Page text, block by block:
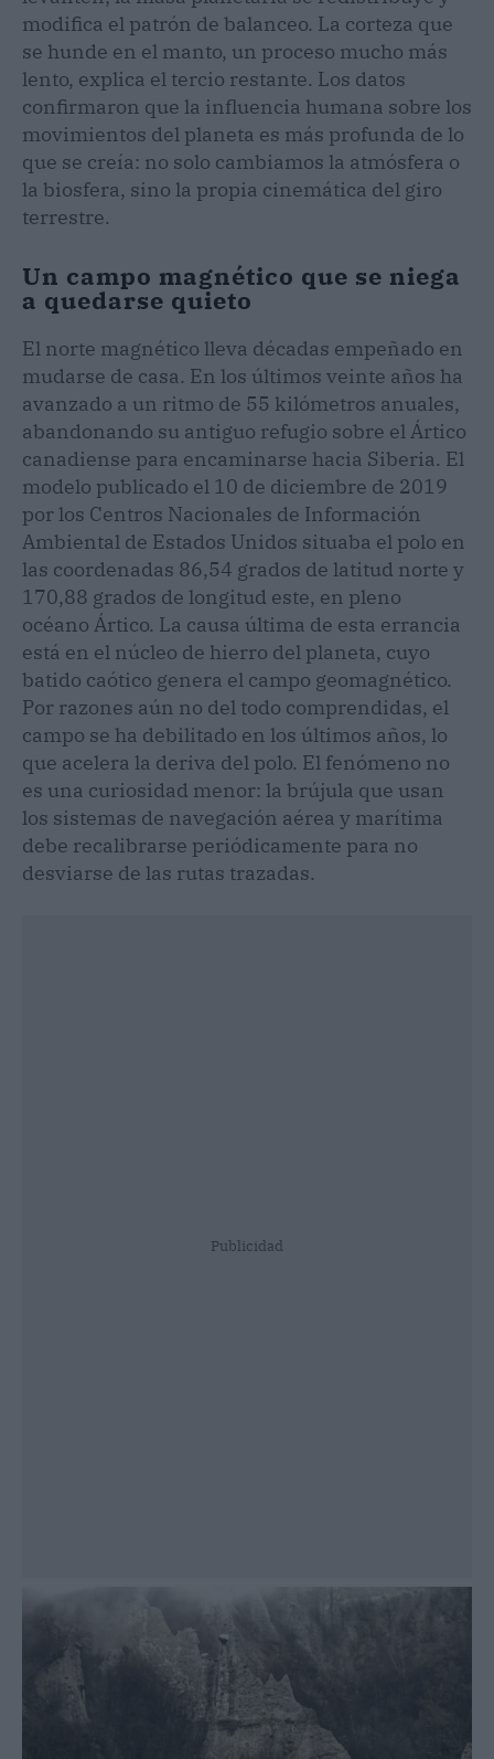
modifica el patrón de balanceo. La corteza que
se hunde en el manto, un proceso mucho más
lento, explica el tercio restante. Los datos
confirmaron que la influencia humana sobre los
movimientos del planeta es más profunda de lo
que se creía: no solo cambiamos la atmósfera o
la biosfera, sino la propia cinemática del giro
terrestre.
Un campo magnético que se niega
a quedarse quieto
El norte magnético lleva décadas empeñado en
mudarse de casa. En los últimos veinte años ha
avanzado a un ritmo de 55 kilómetros anuales,
abandonando su antiguo refugio sobre el Ártico
canadiense para encaminarse hacia Siberia. El
modelo publicado el 10 de diciembre de 2019
por los Centros Nacionales de Información
Ambiental de Estados Unidos situaba el polo en
las coordenadas 86,54 grados de latitud norte y
170,88 grados de longitud este, en pleno
océano Ártico. La causa última de esta errancia
está en el núcleo de hierro del planeta, cuyo
batido caótico genera el campo geomagnético.
Por razones aún no del todo comprendidas, el
campo se ha debilitado en los últimos años, lo
que acelera la deriva del polo. El fenómeno no
es una curiosidad menor: la brújula que usan
los sistemas de navegación aérea y marítima
debe recalibrarse periódicamente para no
desviarse de las rutas trazadas.
Publicidad